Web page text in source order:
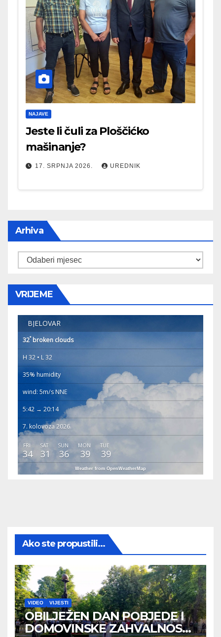
NAJAVE
Jeste li čuli za Ploščićko
mašinanje?
17. SRPNJA 2026. UREDNIK
Arhiva
Arhiva
VRIJEME
BJELOVAR
32°broken clouds
H 32 • L 32
35% humidity
wind: 5m/s NNE
5:42 → 20:14
7. kolovoza 2026.
FRI
34
SAT
31
SUN
36
MON
39
TUE
39
Weather from OpenWeatherMap
Ako ste propustili...
VIDEO VIJESTI
OBILJEŽEN DAN POBJEDE I
DOMOVINSKE ZAHVALNOSTI